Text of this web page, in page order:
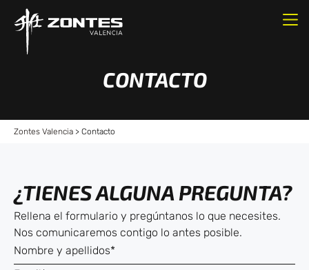
CONTACTO
Zontes Valencia > Contacto
¿TIENES ALGUNA PREGUNTA?
Rellena el formulario y pregúntanos lo que necesites.
Nos comunicaremos contigo lo antes posible.